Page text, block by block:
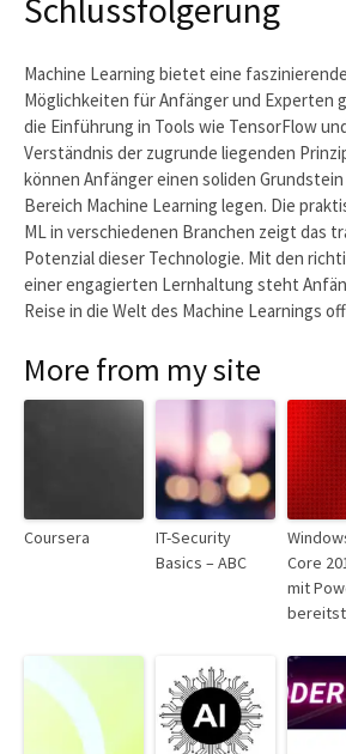
Schlussfolgerung
Machine Learning bietet eine
Möglichkeiten für Anfänger und Experten
die Einführung in Tools wie TensorFlow
Verständnis der zugrunde liegenden
können Anfänger einen soliden
Bereich Machine Learning legen. Die
ML in verschiedenen Branchen zeigt das
Potenzial dieser Technologie. Mit den
einer engagierten Lernhaltung steht
Reise in die Welt des Machine Learnings
More from my site
Coursera
IT-Security
Basics – ABC
Core
mit